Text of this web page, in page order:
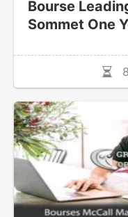
Bourse
Sommet One